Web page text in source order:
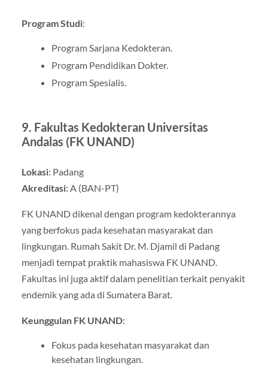
Program Studi:
Program Sarjana Kedokteran.
Program Pendidikan Dokter.
Program Spesialis.
9. Fakultas Kedokteran Universitas
Andalas (FK UNAND)
Lokasi: Padang
Akreditasi: A (BAN-PT)
FK UNAND dikenal dengan program kedokterannya
yang berfokus pada kesehatan masyarakat dan
lingkungan. Rumah Sakit Dr. M. Djamil di Padang
menjadi tempat praktik mahasiswa FK UNAND.
Fakultas ini juga aktif dalam penelitian terkait penyakit
endemik yang ada di Sumatera Barat.
Keunggulan FK UNAND:
Fokus pada kesehatan masyarakat dan
kesehatan lingkungan.